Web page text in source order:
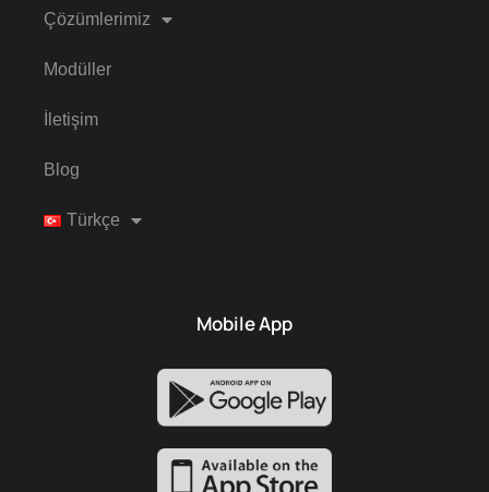
Çözümlerimiz
Modüller
İletişim
Blog
Türkçe
Mobile App